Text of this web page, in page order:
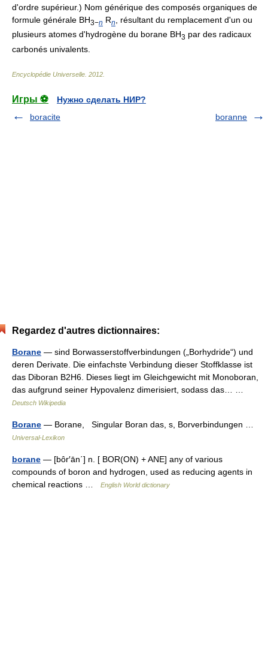
d'ordre supérieur.) Nom générique des composés organiques de
formule générale BH3−n Rn
, résultant du remplacement d'un ou
plusieurs atomes d'hydrogène du borane BH3 par des radicaux
carbonés univalents.
Encyclopédie Universelle 2012
Игры ⚽
Нужно сделать НИР?
boracite
boranne
Regardez d'autres dictionnaires:
Borane — sind Borwasserstoffverbindungen („Borhydride“) und
deren Derivate. Die einfachste Verbindung dieser Stoffklasse ist
das Diboran B2H6. Dieses liegt im Gleichgewicht mit Monoboran,
das aufgrund seiner Hypovalenz dimerisiert, sodass das… …
Deutsch Wikipedia
Borane — Borane, Singular Boran das, s, Borverbindungen …
Universal-Lexikon
borane — [bôr′ān΄] n. [ BOR(ON) + ANE] any of various
compounds of boron and hydrogen, used as reducing agents in
chemical reactions …
English World dictionary